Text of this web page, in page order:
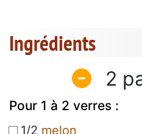
Ingrédients
2
Pour 1 à 2 verres :
1/2 melon